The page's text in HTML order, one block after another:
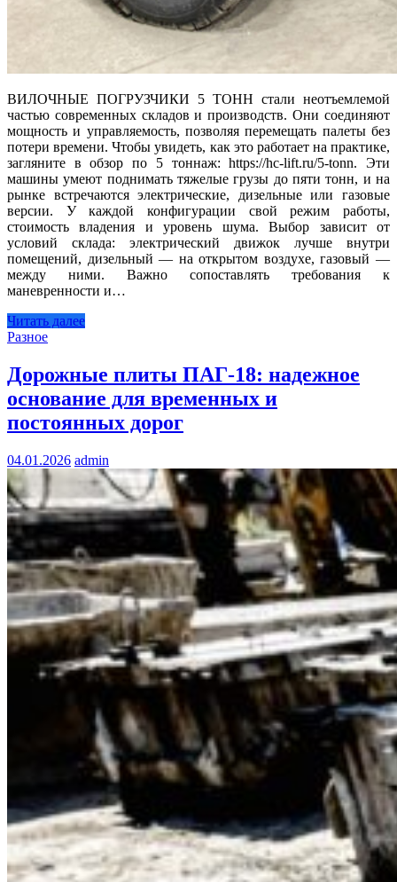
ВИЛОЧНЫЕ ПОГРУЗЧИКИ 5 ТОНН стали неотъемлемой
частью современных складов и производств. Они соединяют
мощность и управляемость, позволяя перемещать палеты без
потери времени. Чтобы увидеть, как это работает на практике,
загляните в обзор по 5 тоннаж: https://hc-lift.ru/5-tonn. Эти
машины умеют поднимать тяжелые грузы до пяти тонн, и на
рынке встречаются электрические, дизельные или газовые
версии. У каждой конфигурации свой режим работы,
стоимость владения и уровень шума. Выбор зависит от
условий склада: электрический движок лучше внутри
помещений, дизельный — на открытом воздухе, газовый —
между ними. Важно сопоставлять требования к
маневренности и…
Читать далее
Разное
Дорожные плиты ПАГ-18: надежное
основание для временных и
постоянных дорог
04.01.2026 admin